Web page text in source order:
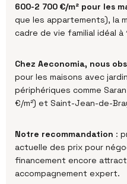
600-2 700 €/m² pour les
que les appartements), la
cadre de vie familial idéal à
Chez Aeconomia, nous
pour les maisons avec
périphériques comme
€/m²) et Saint-Jean-de-
Notre recommandation :
actuelle des prix pour
financement encore
accompagnement expert.